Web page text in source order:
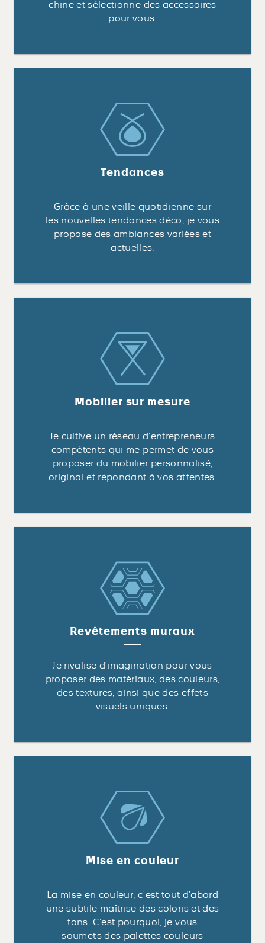
chine et sélectionne des accessoires
pour vous.
Tendances
Grâce à une veille quotidienne sur
les nouvelles tendances déco, je vous
propose des ambiances variées et
actuelles.
Mobilier sur mesure
Je cultive un réseau d’entrepreneurs
compétents qui me permet de vous
proposer du mobilier personnalisé,
original et répondant à vos attentes.
Revêtements muraux
Je rivalise d’imagination pour vous
proposer des matériaux, des couleurs,
des textures, ainsi que des effets
visuels uniques.
Mise en couleur
La mise en couleur, c’est tout d’abord
une subtile maîtrise des coloris et des
tons. C’est pourquoi, je vous
soumets des palettes couleurs